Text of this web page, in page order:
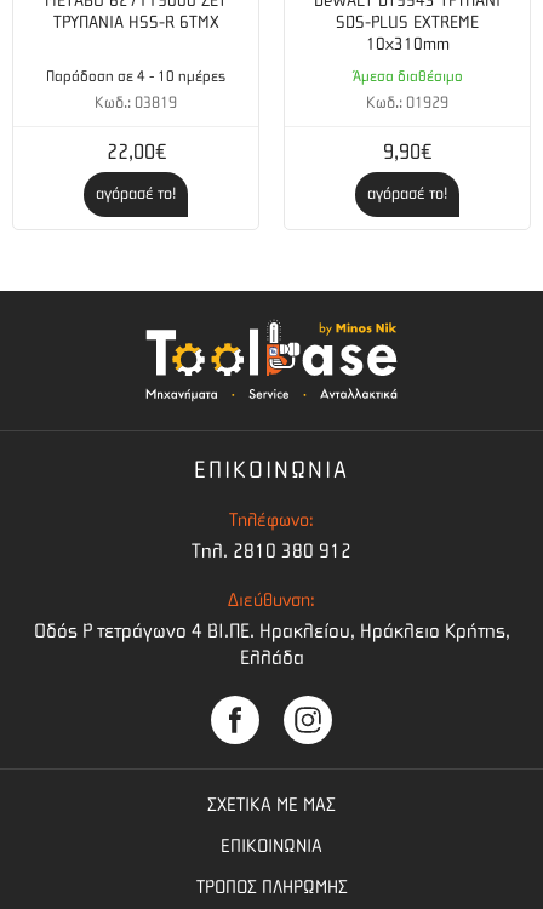
ΤΡΥΠΑΝΙΑ HSS-R 6TMX
Παράδοση σε 4 - 10 ημέρες
Κωδ.: 03819
22,00€
αγόρασέ το!
SDS-PLUS EXTREME
10x310mm
Άμεσα διαθέσιμο
Κωδ.: 01929
9,90€
αγόρασέ το!
ΕΠΙΚΟΙΝΩΝΙΑ
Τηλέφωνο:
Τηλ. 2810 380 912
Διεύθυνση:
Οδός Ρ τετράγωνο 4 BI.ΠΕ. Ηρακλείου, Ηράκλειο Κρήτης,
Ελλάδα
ΣΧΕΤΙΚΑ ΜΕ ΜΑΣ
ΕΠΙΚΟΙΝΩΝΙΑ
ΤΡΟΠΟΣ ΠΛΗΡΩΜΗΣ